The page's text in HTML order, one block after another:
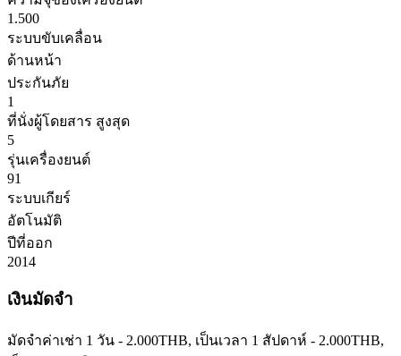
1.500
ระบบขับเคลื่อน
ด้านหน้า
ประกันภัย
1
ที่นั่งผู้โดยสาร สูงสุด
5
รุ่นเครื่องยนต์
91
ระบบเกียร์
อัตโนมัติ
ปีที่ออก
2014
เงินมัดจำ
มัดจำค่าเช่า 1 วัน - 2.000THB, เป็นเวลา 1 สัปดาห์ - 2.000THB,